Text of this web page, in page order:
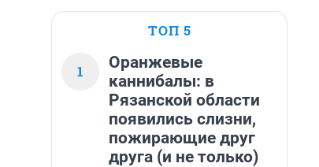
ТОП 5
1
Оранжевые
каннибалы: в
Рязанской области
появились слизни,
пожирающие друг
друга (и не только)